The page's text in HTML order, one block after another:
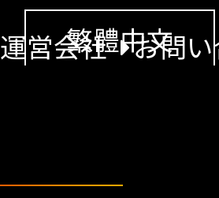
運営会社 お問
繁體中文